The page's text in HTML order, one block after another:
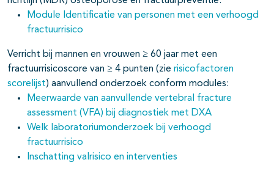
open- en dichtklappen
open- en dichtklappen
open- en dichtklappen
open- en dichtklappen
Module Identificatie van personen met een verhoogd
fractuurrisico
Verricht bij mannen en vrouwen ≥ 60 jaar met een
fractuurrisicoscore van ≥ 4 punten (zie risicofactoren
scorelijst) aanvullend onderzoek conform modules:
Meerwaarde van aanvullende vertebral fracture
assessment (VFA) bij diagnostiek met DXA
Welk laboratoriumonderzoek bij verhoogd
fractuurrisico
Inschatting valrisico en interventies